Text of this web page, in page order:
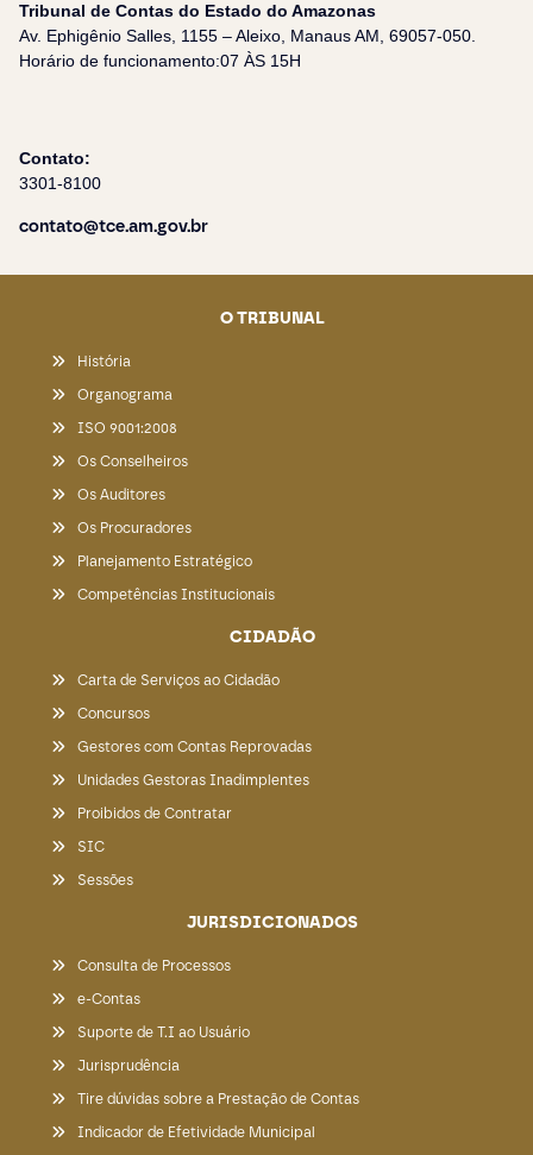
Tribunal de Contas do Estado do Amazonas
Av. Ephigênio Salles, 1155 – Aleixo, Manaus AM, 69057-050.
Horário de funcionamento:07 ÀS 15H
Contato:
3301-8100
contato@tce.am.gov.br
O TRIBUNAL
História
Organograma
ISO 9001:2008
Os Conselheiros
Os Auditores
Os Procuradores
Planejamento Estratégico
Competências Institucionais
CIDADÃO
Carta de Serviços ao Cidadão
Concursos
Gestores com Contas Reprovadas
Unidades Gestoras Inadimplentes
Proibidos de Contratar
SIC
Sessões
JURISDICIONADOS
Consulta de Processos
e-Contas
Suporte de T.I ao Usuário
Jurisprudência
Tire dúvidas sobre a Prestação de Contas
Indicador de Efetividade Municipal